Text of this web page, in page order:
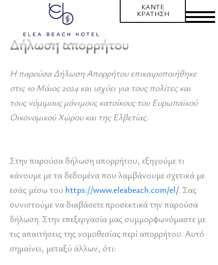
περιεχόμενο
ΚΆΝΤΕ
ΚΡΆΤΗΣΗ
Δήλωση απορρήτου
Η παρούσα Δήλωση Απορρήτου επικαιροποιήθηκε
στις 10 Μάιος 2024 και ισχύει για τους πολίτες και
τους νόμιμους μόνιμους κατοίκους του Ευρωπαϊκού
Οικονομικού Χώρου και της Ελβετίας.
Στην παρούσα δήλωση απορρήτου, εξηγούμε τι
κάνουμε με τα δεδομένα που λαμβάνουμε σχετικά με
εσάς μέσω του https://www.eleabeach.com/el/. Σας
συνιστούμε να διαβάσετε προσεκτικά την παρούσα
δήλωση. Στην επεξεργασία μας συμμορφωνόμαστε με
τις απαιτήσεις της νομοθεσίας περί απορρήτου. Αυτό
σημαίνει, μεταξύ άλλων, ότι: